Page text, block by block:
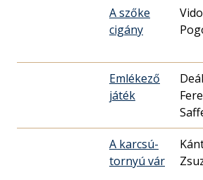
A szőke
cigány
Emlékező
játék
A karcsú-
tornyú vár